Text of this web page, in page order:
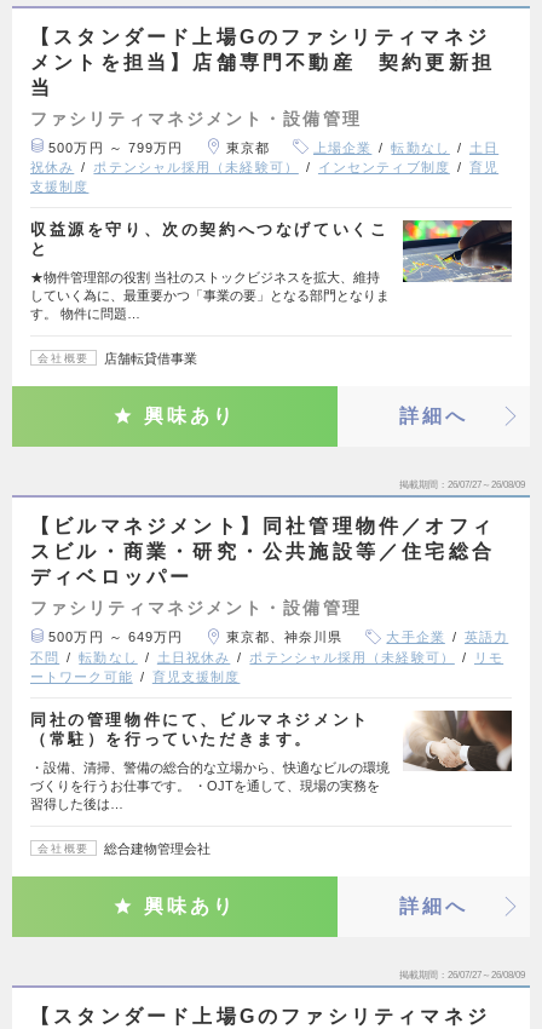
【スタンダード上場Gのファシリティマネジ
メントを担当】店舗専門不動産 契約更新担
当
ファシリティマネジメント・設備管理
500万円 ～ 799万円 東京都 上場企業 転勤なし
土日
祝休み
ポテンシャル採用（未経験可） インセンティブ制度
育児
支援制度
収益源を守り、次の契約へつなげていくこ
と
★物件管理部の役割 当社のストックビジネスを拡大、維持
していく為に、最重要かつ「事業の要」となる部門となりま
す。 物件に問題…
会社概要 店舗転貸借事業
興味あり 詳細へ
掲載期間 26/07/27～26/08/09
【ビルマネジメント】同社管理物件／オフィ
スビル・商業・研究・公共施設等／住宅総合
ディベロッパー
ファシリティマネジメント・設備管理
500万円 ～ 649万円 東京都、神奈川県 大手企業
英語力
不問
転勤なし 土日祝休み ポテンシャル採用（未経験可）
リモ
ートワーク可能
育児支援制度
同社の管理物件にて、ビルマネジメント
（常駐）を行っていただきます。
・設備、清掃、警備の総合的な立場から、快適なビルの環境
づくりを行うお仕事です。 ・OJTを通して、現場の実務を
習得した後は…
会社概要 総合建物管理会社
興味あり 詳細へ
掲載期間 26/07/27～26/08/09
【スタンダード上場Gのファシリティマネジ